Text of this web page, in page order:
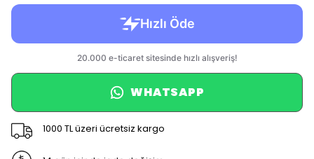
WHATSAPP
1000 TL üzeri ücretsiz kargo